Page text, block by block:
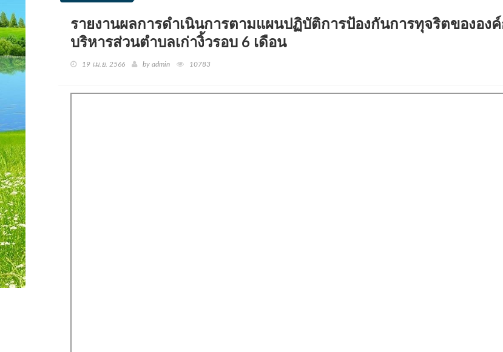
รายงานผลการดำเนินการตามแผนปฏิบัติการป้องกันการทุจริตขององ
บริหารส่วนตำบลเก่างิ้วรอบ 6 เดือน
19 เม.ย. 2566 by admin 10783